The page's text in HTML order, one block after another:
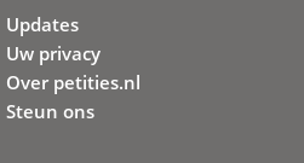
Updates
Uw privacy
Over petities.nl
Steun ons